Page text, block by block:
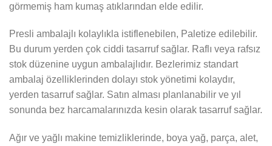
görmemiş ham kumaş atıklarından elde edilir.
Presli ambalajlı kolaylıkla istiflenebilen, Paletize edilebilir.
Bu durum yerden çok ciddi tasarruf sağlar. Raflı veya rafsız
stok düzenine uygun ambalajlıdır. Bezlerimiz standart
ambalaj özelliklerinden dolayı stok yönetimi kolaydır,
yerden tasarruf sağlar. Satın alması planlanabilir ve yıl
sonunda bez harcamalarınızda kesin olarak tasarruf sağlar.
Ağır ve yağlı makine temizliklerinde, boya yağ, parça, alet,